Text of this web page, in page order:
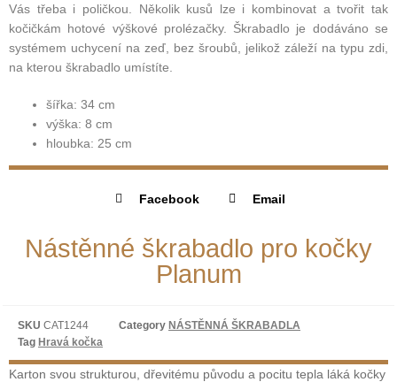
Vás třeba i poličkou. Několik kusů lze i kombinovat a tvořit tak
kočičkám hotové výškové prolézačky. Škrabadlo je dodáváno se
systémem uchycení na zeď, bez šroubů, jelikož záleží na typu zdi,
na kterou škrabadlo umístíte.
šířka: 34 cm
výška: 8 cm
hloubka: 25 cm
Facebook Email
Nástěnné škrabadlo pro kočky
Planum
SKU CAT1244 Category NÁSTĚNNÁ ŠKRABADLA
Tag Hravá kočka
Karton svou strukturou, dřevitému původu a pocitu tepla láká kočky